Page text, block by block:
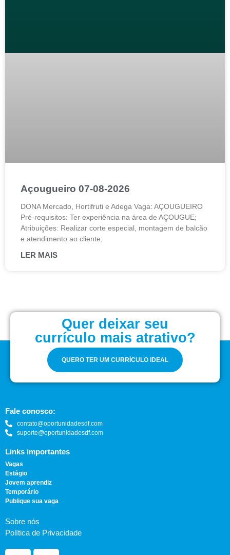
Açougueiro 07-08-2026
DONA Mercado, Hortifruti e Adega Vaga: AÇOUGUEIRO
Pré-requisitos: Ter experiência na área de AÇOUGUE;
Atribuições: Realizar corte especial, montagem de balcão
e atendimento ao cliente;
LER MAIS
Quer deixar seu
currículo mais atrativo?
QUERO TER UM CURRÍCULO IDEAL
Fale conosco:
contato@oportunidadesdf.com
suporte@oportunidadesdf.com
Links importantes
Vagas
Estágio
Jovem aprendiz
Temporário
Publique sua vaga
Sobre nós
Política de Privacidade